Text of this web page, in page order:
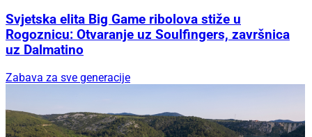
Svjetska elita Big Game ribolova stiže u
Rogoznicu: Otvaranje uz Soulfingers, završnica
uz Dalmatino
Zabava za sve generacije